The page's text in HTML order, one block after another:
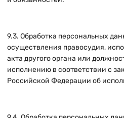
9.3. Обработка персональных
осуществления правосудия,
акта другого органа или
исполнению в соответствии с
Российской Федерации об